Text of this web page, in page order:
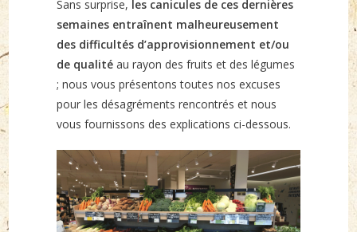
Sans surprise, les canicules de ces dernières
semaines entraînent malheureusement
des difficultés d’approvisionnement et/ou
de qualitéau rayon des fruits et des légumes
; nous vous présentons toutes nos excuses
pour les désagréments rencontrés et nous
vous fournissons des explications ci-dessous.